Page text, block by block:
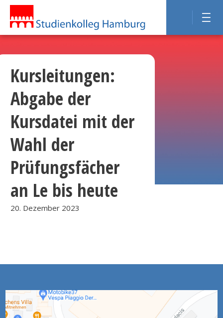
Kursleitungen:
Abgabe der
Kursdatei mit der
Wahl der
Prüfungsfächer
an Le bis heute
20. Dezember 2023